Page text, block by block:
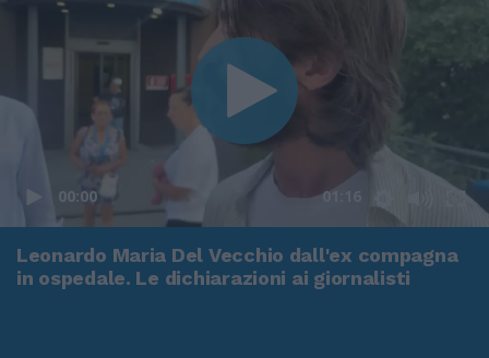
00:00 01:16
Leonardo Maria Del Vecchio dall'ex compagna
in ospedale. Le dichiarazioni ai giornalisti